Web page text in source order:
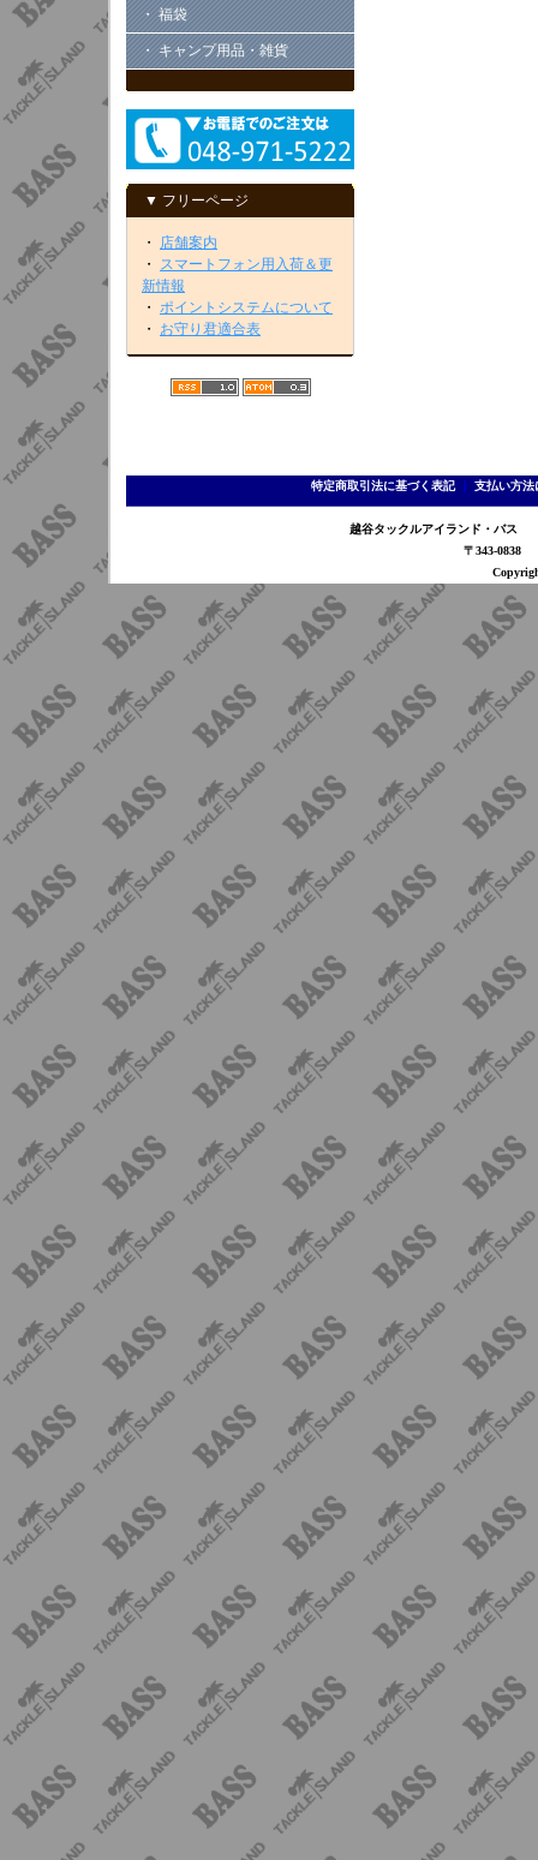
・ 福袋
・ キャンプ用品・雑貨
▼ フリーページ
・ 店舗案内
・ スマートフォン用入荷＆更
新情報
・ ポイントシステムについて
・ お守り君適合表
特定商取引法に基づく表記｜ 支払い方法
越谷タックルアイランド・バ
〒343-0838